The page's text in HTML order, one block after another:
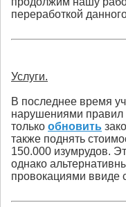
переработкой
Услуги.
В последнее время
нарушениями
только обновить
также поднять
150.000 изумрудов.
однако
провокациями ввиде